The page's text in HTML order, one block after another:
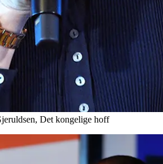
Det kongelige hoff